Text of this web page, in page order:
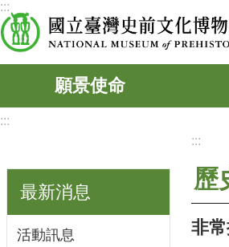
跳到主要內容區塊
:::
願景使命
:::
最新消息
活動訊息
:::
歷
非